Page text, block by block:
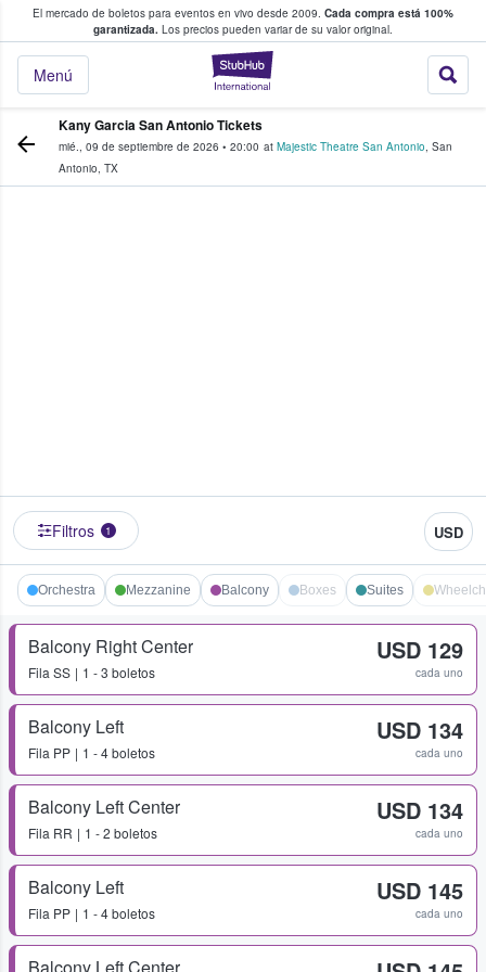
El mercado de boletos para eventos en vivo desde 2009. Cada compra está 100%
garantizada. Los precios pueden variar de su valor original.
StubHub: donde
Menú
fans compran y venden boletos
Kany Garcia San Antonio Tickets
mié., 09 de septiembre de 2026 • 20:00 at Majestic Theatre San Antonio, San
Antonio, TX
Filtros 1 USD
Orchestra Mezzanine Balcony Boxes Suites
Balcony Right Center
Fila SS 1 - 3 boletos
USD 129
cada uno
Balcony Left
Fila PP 1 - 4 boletos
USD 134
cada uno
Balcony Left Center
Fila RR 1 - 2 boletos
USD 134
cada uno
Balcony Left
Fila PP 1 - 4 boletos
USD 145
cada uno